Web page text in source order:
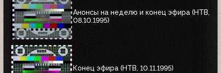
Анонсы на неделю и конец эфира (НТВ,
08.10.1995)
Конец эфира (НТВ, 10.11.1995)